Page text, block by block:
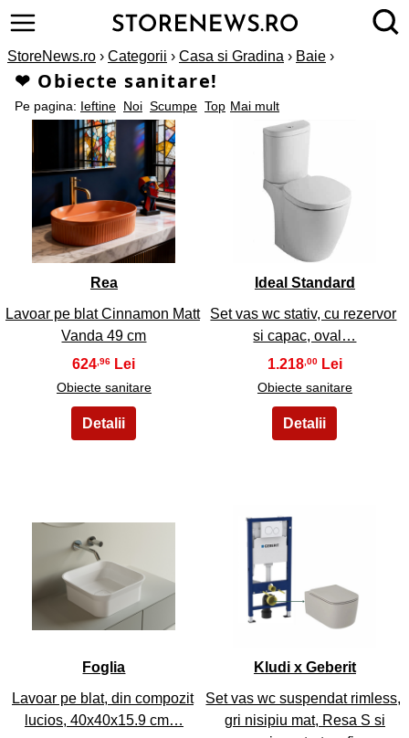
StoreNews.ro › Categorii › Casa si Gradina › Baie ›
❤ Obiecte sanitare!
Mai mult
Pe pagina: Ieftine Noi Scumpe Top
1
Rea
Lavoar pe blat Cinnamon Matt
Vanda 49 cm
624,96
Obiecte sanitare
2
Ideal Standard
Set vas wc stativ, cu rezervor
si capac, oval…
1.218,00
Obiecte sanitare
3
Foglia
Lavoar pe blat, din compozit
lucios, 40x40x15.9 cm…
Kludi x Geberit
Set vas wc suspendat rimless,
gri nisipiu mat, Resa S si